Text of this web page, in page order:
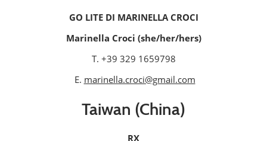
GO LITE DI MARINELLA CROCI
Marinella Croci (she/her/hers)
T. +39 329 1659798
E. marinella.croci@gmail.com
Taiwan (China)
RX